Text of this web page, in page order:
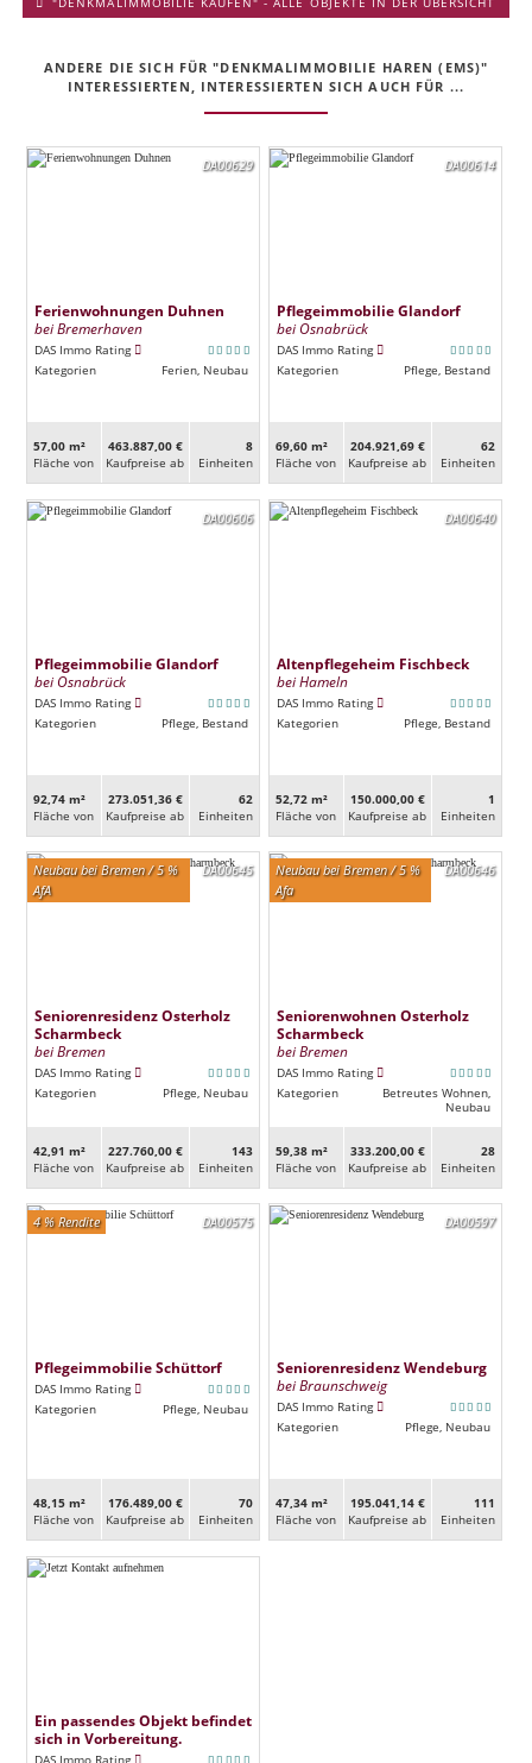
ANDERE DIE SICH FÜR "DENKMALIMMOBILIE HAREN (EMS)"
INTERESSIERTEN, INTERESSIERTEN SICH AUCH FÜR ...
DA00629
Ferienwohnungen Duhnen
bei Bremerhaven
DAS Immo Rating
Kategorien
Ferien, Neubau
57,00 m²
Fläche von
463.887,00 €
Kaufpreise ab
8
Ein­heiten
DA00614
Pflegeimmobilie Glandorf
bei Osnabrück
DAS Immo Rating
Kategorien
Pflege, Bestand
69,60 m²
Fläche von
204.921,69 €
Kaufpreise ab
62
Ein­heiten
DA00606
Pflegeimmobilie Glandorf
bei Osnabrück
DAS Immo Rating
Kategorien
Pflege, Bestand
92,74 m²
Fläche von
273.051,36 €
Kaufpreise ab
62
Ein­heiten
DA00640
Altenpflegeheim Fischbeck
bei Hameln
DAS Immo Rating
Kategorien
Pflege, Bestand
52,72 m²
Fläche von
150.000,00 €
Kaufpreise ab
1
Ein­heiten
DA00645
Neubau bei Bremen / 5 %
AfA
Seniorenresidenz Osterholz
Scharmbeck
bei Bremen
DAS Immo Rating
Kategorien
Pflege, Neubau
42,91 m²
Fläche von
227.760,00 €
Kaufpreise ab
143
Ein­heiten
DA00646
Neubau bei Bremen / 5 %
Afa
Seniorenwohnen Osterholz
Scharmbeck
bei Bremen
DAS Immo Rating
Kategorien
Betreutes Wohnen,
Neubau
59,38 m²
Fläche von
333.200,00 €
Kaufpreise ab
28
Ein­heiten
DA00575
4 % Rendite
Pflegeimmobilie Schüttorf
DAS Immo Rating
Kategorien
Pflege, Neubau
48,15 m²
Fläche von
176.489,00 €
Kaufpreise ab
70
Ein­heiten
DA00597
Seniorenresidenz Wendeburg
bei Braunschweig
DAS Immo Rating
Kategorien
Pflege, Neubau
47,34 m²
Fläche von
195.041,14 €
Kaufpreise ab
111
Ein­heiten
Ein passendes Objekt befindet
sich in Vorbereitung.
DAS Immo Rating